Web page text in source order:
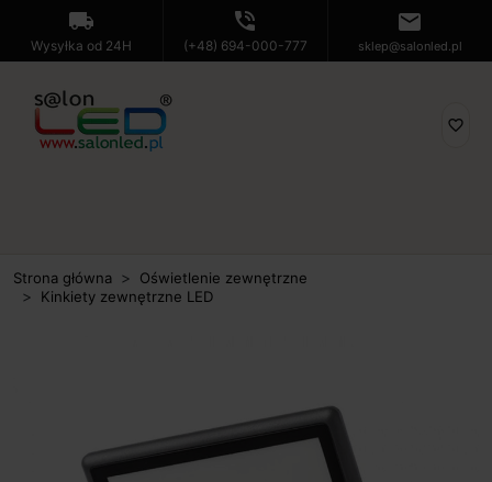
local_shipping
Wysyłka od 24H
phone_in_talk
(+48) 694-000-777
mail
sklep@salonled.pl
favorite_border
Strona główna
Oświetlenie zewnętrzne
Kinkiety zewnętrzne LED